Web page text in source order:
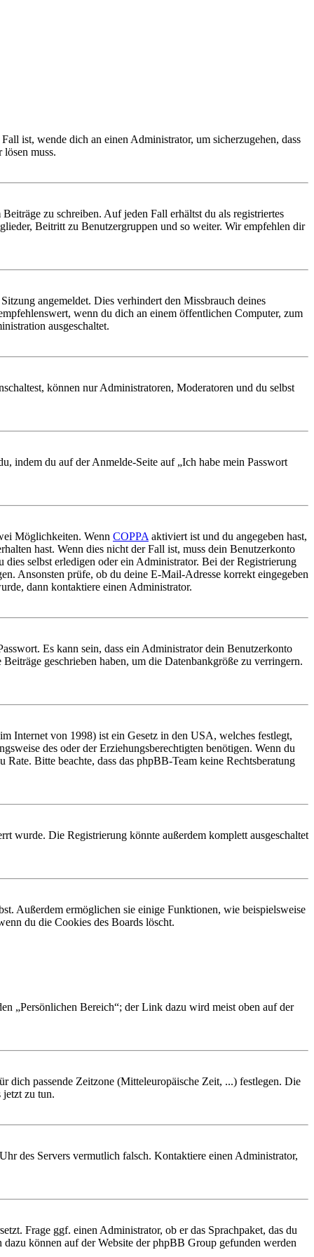
ist, wende dich an einen Administrator, um sicherzugehen, dass
muss.
zu schreiben. Auf jeden Fall erhältst du als registriertes
Beitritt zu Benutzergruppen und so weiter. Wir empfehlen dir
angemeldet. Dies verhindert den Missbrauch deines
wenn du dich an einem öffentlichen Computer, zum
ausgeschaltet.
können nur Administratoren, Moderatoren und du selbst
indem du auf der Anmelde-Seite auf „Ich habe mein Passwort
Möglichkeiten. Wenn COPPA aktiviert ist und du angegeben hast,
hast. Wenn dies nicht der Fall ist, muss dein Benutzerkonto
selbst erledigen oder ein Administrator. Bei der Registrierung
Ansonsten prüfe, ob du deine E-Mail-Adresse korrekt eingegeben
dann kontaktiere einen Administrator.
Es kann sein, dass ein Administrator dein Benutzerkonto
geschrieben haben, um die Datenbankgröße zu verringern.
Internet von 1998) ist ein Gesetz in den USA, welches festlegt,
des oder der Erziehungsberechtigten benötigen. Wenn du
Bitte beachte, dass das phpBB-Team keine Rechtsberatung
wurde. Die Registrierung könnte außerdem komplett ausgeschaltet
Außerdem ermöglichen sie einige Funktionen, wie beispielsweise
du die Cookies des Boards löscht.
„Persönlichen Bereich“; der Link dazu wird meist oben auf der
dich passende Zeitzone (Mitteleuropäische Zeit, ...) festlegen. Die
jetzt zu tun.
des Servers vermutlich falsch. Kontaktiere einen Administrator,
Frage ggf. einen Administrator, ob er das Sprachpaket, das du
können auf der Website der phpBB Group gefunden werden